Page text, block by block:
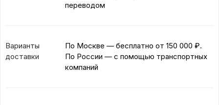
переводом
Варианты
доставки
По Москве — бесплатно от 150 000 ₽.
По России — с помощью транспортных
компаний